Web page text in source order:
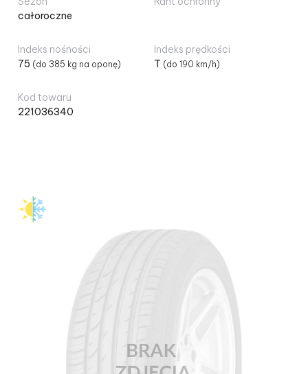
Koszyk
całoroczne
Indeks nośności
75 (do 385 kg na oponę)
Indeks prędkości
T (do 190 km/h)
Kod towaru
221036340